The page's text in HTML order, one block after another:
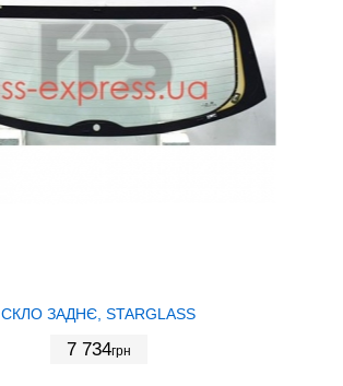
СКЛО ЗАДНЄ, STARGLASS
7 734грн